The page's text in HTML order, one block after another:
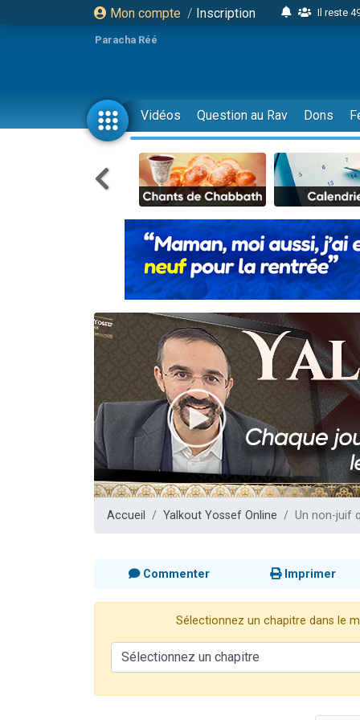
Mon compte / Inscription
Il reste
4
2
17
4
Il reste
Eva vient de
4 personnes
3 personnes
Odaya vient
2
13
30
Il reste
12
29
Paracha Réé
Vidéos Question au Rav Dons
Accueil Yalkout Yossef Online Un non-juif
Commenter Imprimer
Sélectionnez un chapitre dans le